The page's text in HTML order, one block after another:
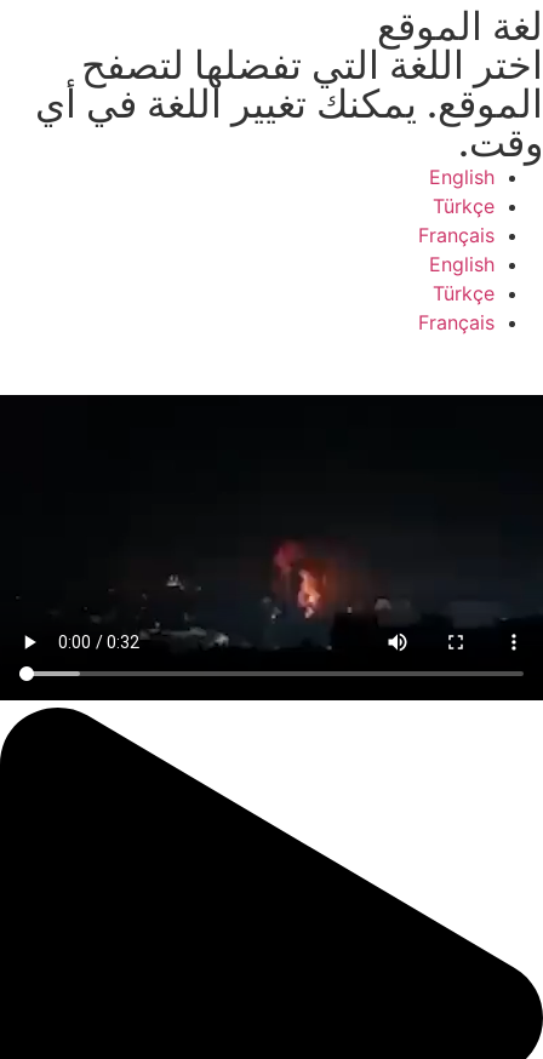
لغة الموقع
اختر اللغة التي تفضلها لتصفح
الموقع. يمكنك تغيير اللغة في أي
وقت.
English
Türkçe
Français
English
Türkçe
Français